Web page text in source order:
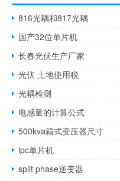
816光耦和817光耦
国产32位单片机
长春光伏生产厂家
光伏 土地使用税
光耦检测
电感量的计算公式
500kva箱式变压器尺寸
lpc单片机
split phase逆变器